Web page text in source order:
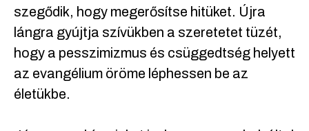
szegődik, hogy megerősítse hitüket. Újra
lángra gyújtja szívükben a szeretetet tüzét,
hogy a pesszimizmus és csüggedtség helyett
az evangélium öröme léphessen be az
életükbe.